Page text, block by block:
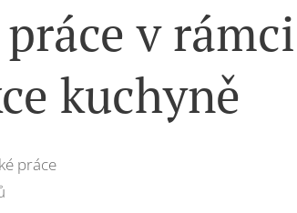
v rámci
kuchyně
práce